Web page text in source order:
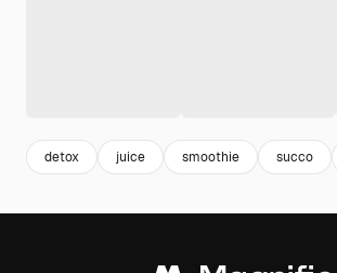
detox juice smoothie succo